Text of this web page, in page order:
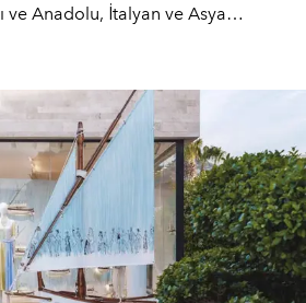
ve Anadolu, İtalyan ve Asya